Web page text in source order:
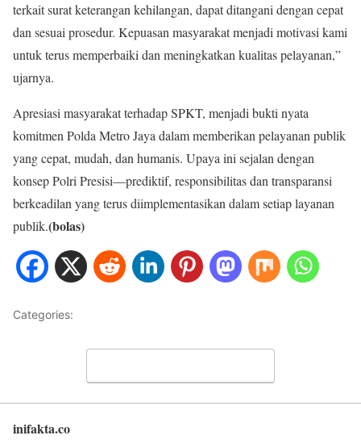
terkait surat keterangan kehilangan, dapat ditangani dengan cepat
dan sesuai prosedur. Kepuasan masyarakat menjadi motivasi kami
untuk terus memperbaiki dan meningkatkan kualitas pelayanan,”
ujarnya.
Apresiasi masyarakat terhadap SPKT, menjadi bukti nyata
komitmen Polda Metro Jaya dalam memberikan pelayanan publik
yang cepat, mudah, dan humanis. Upaya ini sejalan dengan
konsep Polri Presisi—prediktif, responsibilitas dan transparansi
berkeadilan yang terus diimplementasikan dalam setiap layanan
publik.(bolas)
Categories:
inifakta.co